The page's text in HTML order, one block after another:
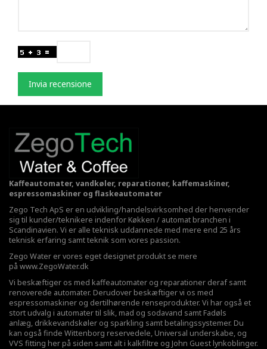
Invia recensione
Kaffeautomater, vandkøler, reparationer, kaffemaskiner,
espressomaskiner og flaskeautomater
Zego Tech ApS er en udvikling/handelsvirksomhed der henvender
sig til kunder/teknikere indenfor Køkken / automat branchen i
Scandinavien. Vi er alle teknisk uddannede med mere end 25 års
teknisk erfaring samt teknik som vores passion.
Zego Water er vores eget designet produkt se mere
på www.ZegoWater.dk
Vi beskæftiger os med kaffeautomater og reparationer deraf samt
renoverede automater. Derudover beskæftiger vi os med
espressomaskiner og dertilhørende renseprodukter. Vi har også et
stort udvalg i automater til slik, mad og sodavand samt Fadøls
anlæg, drikkevandskøler og sparkling samt betalingssystemer. Du
kan også finde Wittenborg reservedele, Universal underskabe, og
VVS fitting her på siden samt alt i kalkfiltre og John Guest lynkoblinger.